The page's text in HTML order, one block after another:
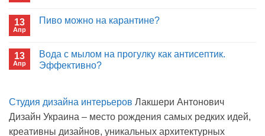
в
Сон
13
Апр
Пиво можно на карантине?
Пиво
можно
13
Апр
Вода с мылом на прогулку как антисептик.
Эффективно?
Вода
мылом
прогулку
Студия дизайна интерьеров Лакшери Антонович
Дизайн Украина – место рождения самых редких идей,
креативны дизайнов, уникальных архитектурных